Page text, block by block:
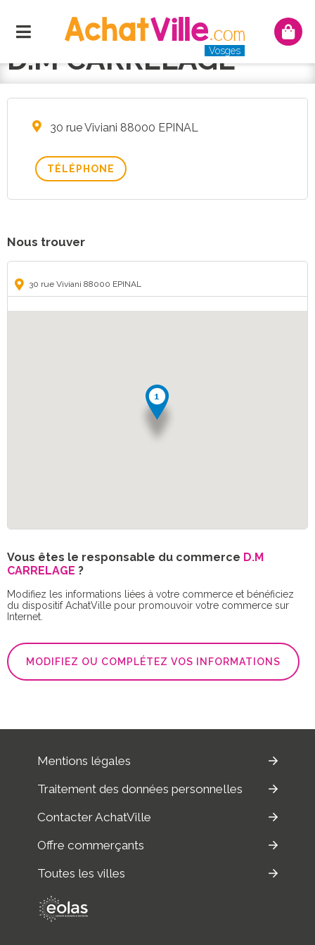
Menu
Vosges
Mon
panier
D.M CARRELAGE
30 rue Viviani 88000 EPINAL
TÉLÉPHONE
Nous trouver
30 rue Viviani 88000 EPINAL
Vous êtes le responsable du commerce D.M
CARRELAGE ?
Modifiez les informations liées à votre commerce et bénéficiez
du dispositif AchatVille pour promouvoir votre commerce sur
Internet.
MODIFIEZ OU COMPLÉTEZ VOS INFORMATIONS
Mentions légales
Traitement des données personnelles
Contacter AchatVille
Offre commerçants
Toutes les villes